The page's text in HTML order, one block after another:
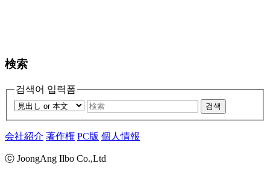
検索
검색어 입력폼
검색
会社紹介 著作権 PC版 個人情報
ⓒ JoongAng Ilbo Co.,Ltd